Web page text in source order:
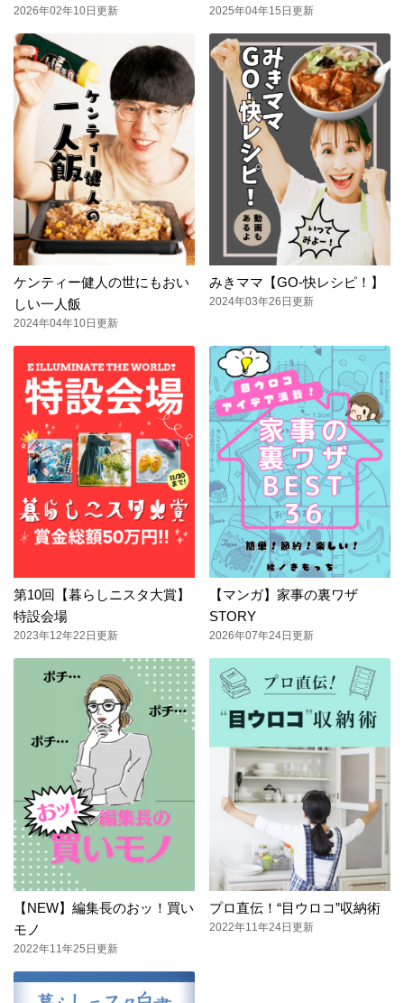
2026年02年10日更新 2025年04年15日更新
ケンティー健人の世にもおい
しい一人飯
2024年04年10日更新
みきママ【GO-快レシピ！】
2024年03年26日更新
第10回【暮らしニスタ大賞】
特設会場
2023年12年22日更新
【マンガ】家事の裏ワザ
STORY
2026年07年24日更新
【NEW】編集長のおッ！買い
モノ
2022年11年25日更新
プロ直伝！“目ウロコ”収納術
2022年11年24日更新